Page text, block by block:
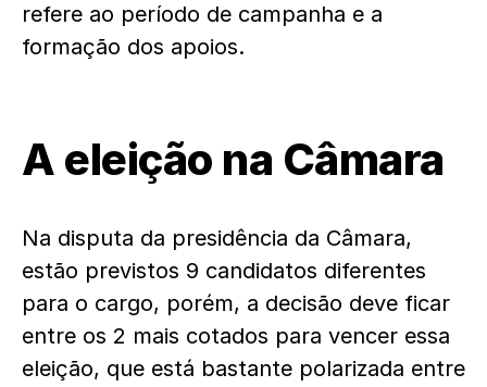
refere ao período de campanha e a
formação dos apoios.
A eleição na Câmara
Na disputa da presidência da Câmara,
estão previstos 9 candidatos diferentes
para o cargo, porém, a decisão deve ficar
entre os 2 mais cotados para vencer essa
eleição, que está bastante polarizada entre